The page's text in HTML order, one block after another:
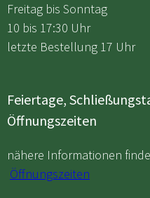
Freitag bis Sonntag
10 bis 17:30 Uhr
letzte Bestellung 17 Uhr
Feiertage,
Öffnungszeiten
nähere Informationen
Öffnungszeiten